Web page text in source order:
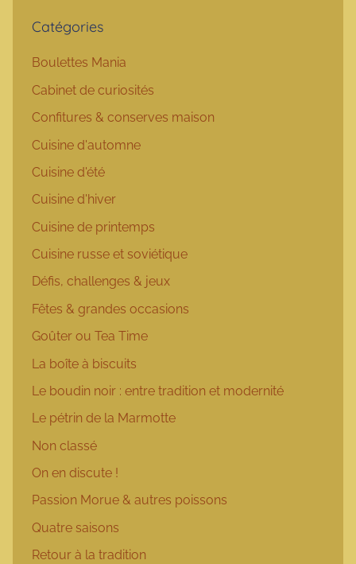
Catégories
Boulettes Mania
Cabinet de curiosités
Confitures & conserves maison
Cuisine d'automne
Cuisine d'été
Cuisine d'hiver
Cuisine de printemps
Cuisine russe et soviétique
Défis, challenges & jeux
Fêtes & grandes occasions
Goûter ou Tea Time
La boîte à biscuits
Le boudin noir : entre tradition et modernité
Le pétrin de la Marmotte
Non classé
On en discute !
Passion Morue & autres poissons
Quatre saisons
Retour à la tradition